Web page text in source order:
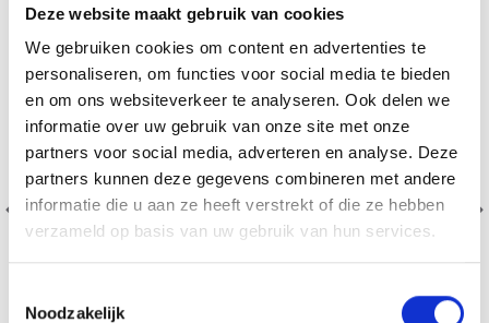
Deze website maakt gebruik van cookies
We gebruiken cookies om content en advertenties te
personaliseren, om functies voor social media te bieden
en om ons websiteverkeer te analyseren. Ook delen we
informatie over uw gebruik van onze site met onze
partners voor social media, adverteren en analyse. Deze
partners kunnen deze gegevens combineren met andere
informatie die u aan ze heeft verstrekt of die ze hebben
verzameld op basis van uw gebruik van hun services.
Noodzakelijk